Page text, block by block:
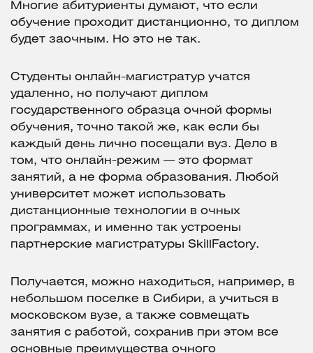
Многие абитуриенты думают, что если
обучение проходит дистанционно, то диплом
будет заочным. Но это не так.
Студенты онлайн-магистратур учатся
удаленно, но получают диплом
государственного образца очной формы
обучения, точно такой же, как если бы
каждый день лично посещали вуз. Дело в
том, что онлайн-режим — это формат
занятий, а не форма образования. Любой
университет может использовать
дистанционные технологии в очных
программах, и именно так устроены
партнерские магистратуры SkillFactory.
Получается, можно находиться, например, в
небольшом поселке в Сибири, а учиться в
московском вузе, а также совмещать
занятия с работой, сохранив при этом все
основные преимущества очного